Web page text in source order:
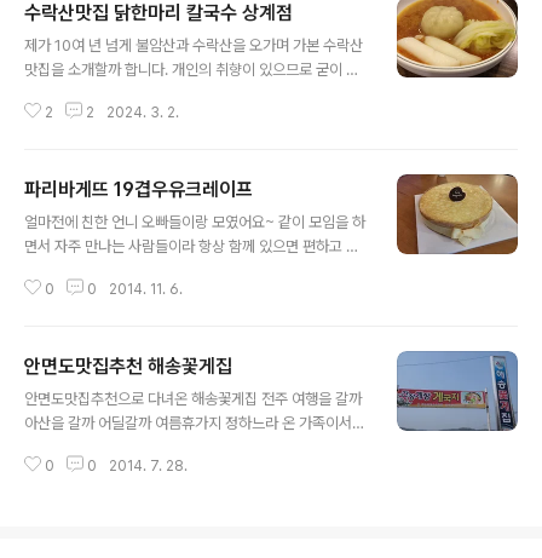
싶은 느낌이 들 정도로 친절하십니다. 전반적으로 입구부
터 내부인테리어까지 차분하고 소박하고 부드러운 느낌을
받았습니다. 저 같이 성격이 급한 사람에게 차분함이라는
할 따름이죠. ㅎㅎ 이곳의 특징은 2가지인데 하나는 마들
수락산맛집 닭한마리 칼국수 상계점
제가 10여 년 넘게 불암산과 수락산을 오가며 가본 수락산
맛집을 소개할까 합니다. 개인의 취향이 있으므로 굳이 맛
볼까 합니다. 상계역에서 내리든 당고개역에서 내리든 불
에는 주로 당고개역을 이용합니다. 가끔 종주를 할 때에는
상계역에서 불암산을 지나 수락산에 올라 수락산역 방향이
나 회룡역, 민락동, 당고개역을 정해서 내려오곤 합니다. 등
는 것이 습관처럼 되어 있어 정상에 오르면 사진을 몇 장 찍
2 2 2024. 3. 2.
파리바게뜨 19겹우유크레이프
얼마전에 친한 언니 오빠들이랑 모였어요~ 같이 모임을 하
면서 자주 만나는 사람들이라 항상 함께 있으면 편하고 재
저희들끼리 깜짝 서프라이즈로 케이크도 준비했어요ㅎㅎ
뜨로 갔어요! 맛있는 케이크가 굉장히 많아서 뭘 고를까 고
민하고 있었는데.. 같이 간 언니 한명이 새로 나온거 같다면
서 크레이프 케이크 어떠냐고 하더라구요 요즘 인터넷 보
로는 처음봐서 신기했어요! 생긴것도 몽글몽글한게 진짜
0 0 2014. 11. 6.
안면도맛집추천 해송꽃게집
안면도맛집추천으로 다녀온 해송꽃게집 전주 여행을 갈까
아산을 갈까 어딜갈까 여름휴가지 정하느라 온 가족이서
단하게 가족끼리 다녀왔는데요 오랜만에 가족들과 모여서
0 0 2014. 7. 28.